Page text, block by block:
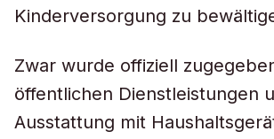
Kinderversorgung zu
Zwar wurde offiziell
öffentlichen Dienstleistungen
Ausstattung mit